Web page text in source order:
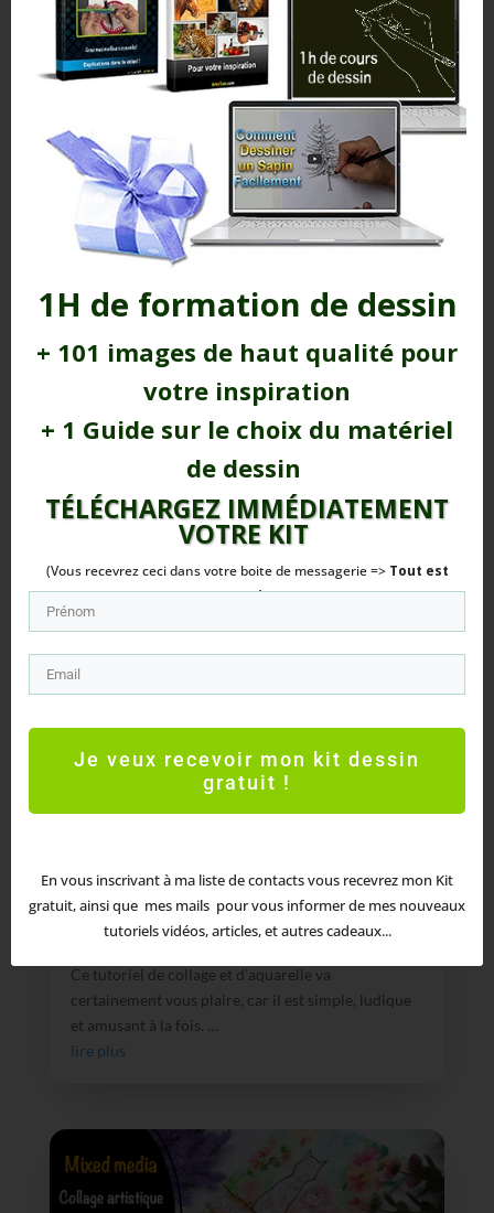
lire plus
expérience
certainement vous faire réfléchir.Parce que non,
tout n’est pas flambant...
J’ai le plaisir de partager avec vous ce tutoriel de
collage
et d’aquarelle pour vous apprendre à
réaliser une page mixed media sur le thème de
Ce tutoriel de collage et d’aquarelle va
certainement vous plaire, car il est simple, ludique
et amusant à la fois. …
lire plus
1H de formation de dessin
+ 101 images de haut qualité pour
votre inspiration
+ 1 Guide sur le choix du matériel
de dessin
TÉLÉCHARGEZ IMMÉDIATEMENT
VOTRE KIT
(Vous recevrez ceci dans votre boite de messagerie => Tout est
Gratuit!)
Je veux recevoir mon kit dessin
gratuit !
En vous inscrivant à ma liste de contacts vous recevrez mon Kit
gratuit, ainsi que mes mails pour vous informer de mes nouveaux
tutoriels vidéos, articles, et autres cadeaux...